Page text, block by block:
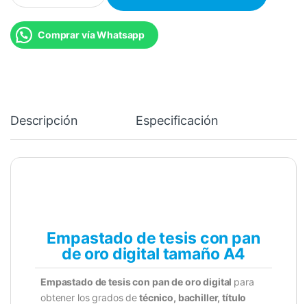
Comprar vía Whatsapp
Descripción Especificación
Empastado de tesis con pan
de oro digital tamaño A4
Empastado de tesis con pan de oro digital para
obtener los grados detécnico, bachiller, título